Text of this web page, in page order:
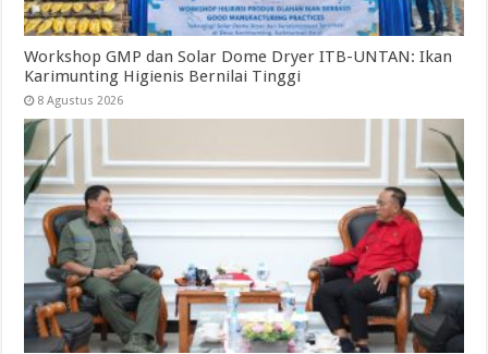
Workshop GMP dan Solar Dome Dryer ITB-UNTAN: Ikan
Karimunting Higienis Bernilai Tinggi
8 Agustus 2026